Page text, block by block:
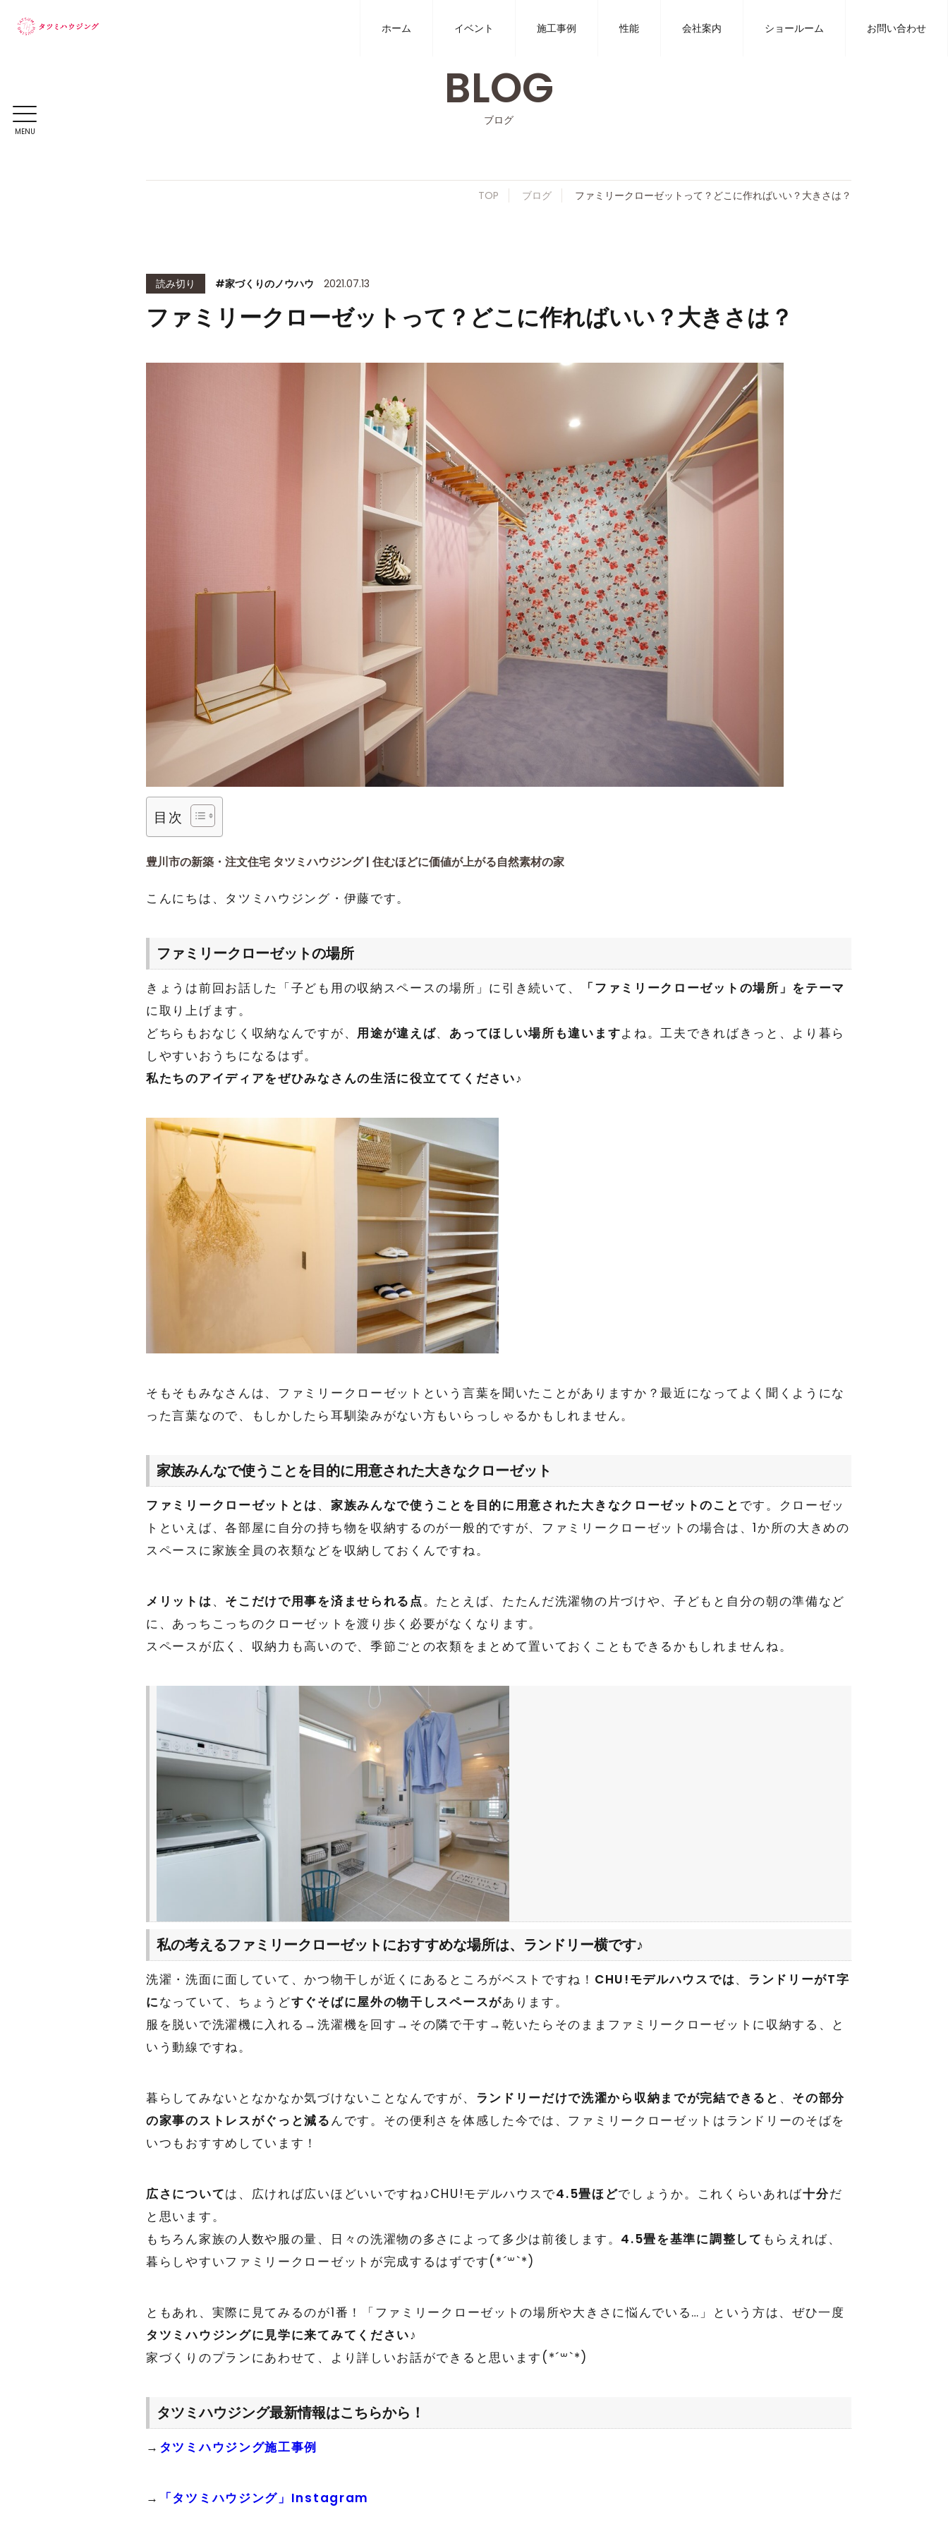
MENU
ホーム イベント 施工事例 性能 会社案内 ショールーム お問い合わせ
BLOG
ブログ
TOP ブログ ファミリークローゼットって？どこに作ればいい？大きさは？
ファミリークローゼットって？どこに作ればいい？大きさは？
読み切り #家づくりのノウハウ 2021.07.13
目次
豊川市の新築・注文住宅 タツミハウジング | 住むほどに価値が上がる自然素材の家
こんにちは、タツミハウジング・伊藤です。
ファミリークローゼットの場所
きょうは前回お話した「子ども用の収納スペースの場所」に引き続いて、
「ファミリークローゼットの場所」をテーマ
に取り上げます。
どちらもおなじく収納なんですが、 用途が違えば、 あってほしい場所も違いますよね。工夫できればきっと、より暮ら
しやすいおうちになるはず。
私たちのアイディアをぜひみなさんの生活に役立ててください♪
そもそもみなさんは、ファミリークローゼットという言葉を聞いたことがありますか？最近になってよく聞くようにな
った言葉なので、もしかしたら耳馴染みがない方もいらっしゃるかもしれません。
家族みんなで使うことを目的に用意された大きなクローゼット
ファミリークローゼットとは、 家族みんなで使うことを目的に用意された大きなクローゼットのこと です。クローゼッ
トといえば、各部屋に自分の持ち物を収納するのが一般的ですが、ファミリークローゼットの場合は、1か所の大きめの
スペースに家族全員の衣類などを収納しておくんですね。
メリットは、 そこだけで用事を済ませられる点。たとえば、たたんだ洗濯物の片づけや、子どもと自分の朝の準備など
に、あっちこっちのクローゼットを渡り歩く必要がなくなります。
スペースが広く、収納力も高いので、季節ごとの衣類をまとめて置いておくこともできるかもしれませんね。
私の考えるファミリークローゼットにおすすめな場所は、 ランドリー横です♪
洗濯・洗面に面していて、かつ物干しが近くにあるところがベストですね！ CHU!モデルハウスでは、 ランドリーがT字
になっていて、ちょうどすぐそばに屋外の物干しスペースがあります。
服を脱いで洗濯機に入れる→洗濯機を回す→その隣で干す→乾いたらそのままファミリークローゼットに収納する、と
いう動線ですね。
暮らしてみないとなかなか気づけないことなんですが、 ランドリーだけで洗濯から収納までが完結できると 、 その部分
の家事のストレスがぐっと減るんです。その便利さを体感した今では、ファミリークローゼットはランドリーのそばを
いつもおすすめしています！
広さについては、広ければ広いほどいいですね♪CHU!モデルハウスで4.5畳ほどでしょうか。これくらいあれば十分だ
と思います。
もちろん家族の人数や服の量、日々の洗濯物の多さによって多少は前後します。 4.5畳を基準に調整して もらえれば、
暮らしやすいファミリークローゼットが完成するはずです(*´꒳`*)
ともあれ、実際に見てみるのが1番！「ファミリークローゼットの場所や大きさに悩んでいる…」という方は、ぜひ一度
タツミハウジングに見学に来てみてください♪
家づくりのプランにあわせて、より詳しいお話ができると思います(*´꒳`*)
タツミハウジング最新情報はこちらから！
→ タツミハウジング施工事例
→ 「タツミハウジング」Instagram